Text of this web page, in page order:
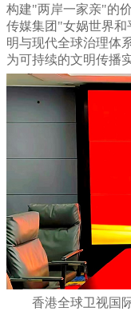
构建"两岸一家亲"的
传媒集团"女娲世界
明与现代全球治理体
为可持续的文明传播
香港全球卫视国